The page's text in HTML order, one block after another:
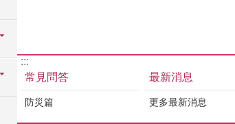
:::
常見問答
防災篇
最新消息
更多最新消息